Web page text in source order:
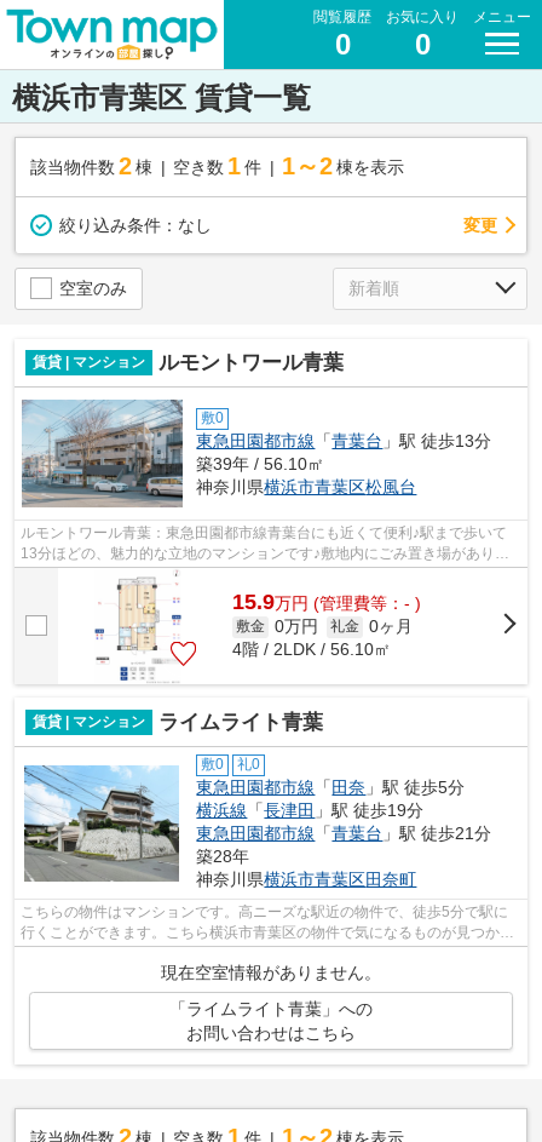
閲覧履歴
0
お気に入り
0
メニュー
横浜市青葉区 賃貸一覧
該当物件数 2棟 空き数 1 件 1～2 棟を表示
絞り込み条件： なし 変更
空室のみ
賃貸 | マンション ルモントワール青葉
敷0
東急田園都市線 「青葉台 」駅 徒歩13分
築39年 / 56.10㎡
神奈川県横浜市青葉区松風台
ルモントワール青葉：東急田園都市線青葉台にも近くて便利♪駅まで歩いて
13分ほどの、魅力的な立地のマンションです♪敷地内にごみ置き場がありま
す♪横浜市青葉区エリアと東急田園都市線...
15.9万円 (管理費等：- )
敷金 0万円 礼金 0ヶ月
4階 / 2LDK / 56.10㎡
賃貸 | マンション ライムライト青葉
敷0 礼0
東急田園都市線 「 田奈 」駅 徒歩5分
横浜線 「長津田 」駅 徒歩19分
東急田園都市線 「青葉台 」駅 徒歩21分
築28年
神奈川県横浜市青葉区田奈町
こちらの物件はマンションです。高ニーズな駅近の物件で、徒歩5分で駅に
行くことができます。こちら横浜市青葉区の物件で気になるものが見つかれ
現在空室情報がありません。
「ライムライト青葉」への
お問い合わせはこちら
該当物件数 棟 空き数 件 棟を表示